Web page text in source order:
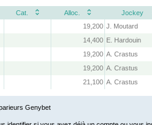
Cat. Alloc. Jockey
19,200 J. Moutard
14,400 E. Hardouin
19,200 A. Crastus
19,200 A. Crastus
21,100 A. Crastus
Genybet